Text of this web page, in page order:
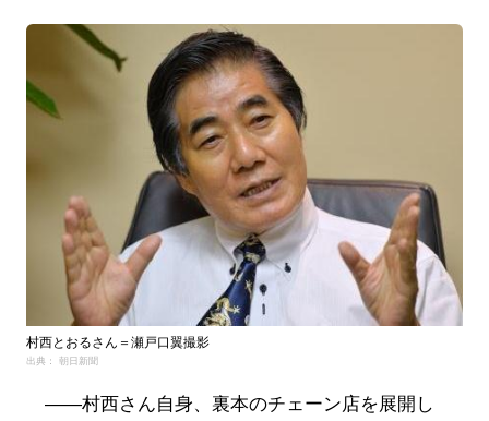
村西とおるさん＝瀬戸口翼撮影
出典： 朝日新聞
――村西さん自身、裏本のチェーン店を展開し